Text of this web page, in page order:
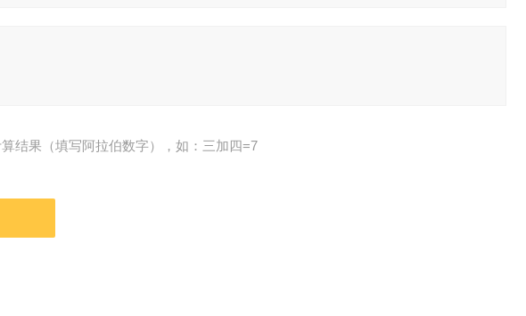
结果（填写阿拉伯数字），如：三加四=7